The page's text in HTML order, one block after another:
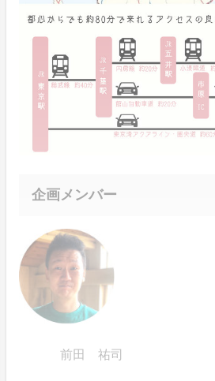
企画メンバー
前田 祐司